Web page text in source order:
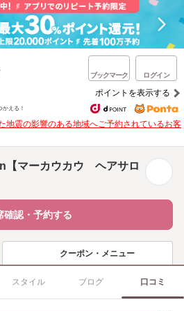
ブックマーク ログイン
ポイントを表示する
かえる！
地震の影響のある地域へご予約されているお客
【マーカウカウ ヘアサロ
確認・予約する
クーポン・メニュー
スタイル ブログ 口コミ